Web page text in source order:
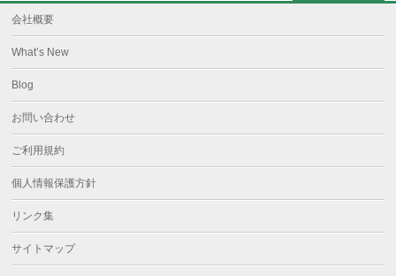
会社概要
What’s New
Blog
お問い合わせ
ご利用規約
個人情報保護方針
リンク集
サイトマップ